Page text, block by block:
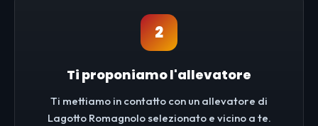
2
Ti proponiamo l'allevatore
Ti mettiamo in contatto con un allevatore di
Lagotto Romagnolo selezionato e vicino a te.